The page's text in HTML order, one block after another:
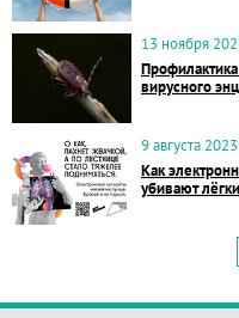
13 ноября
вирусного
9 августа
Как
убивают